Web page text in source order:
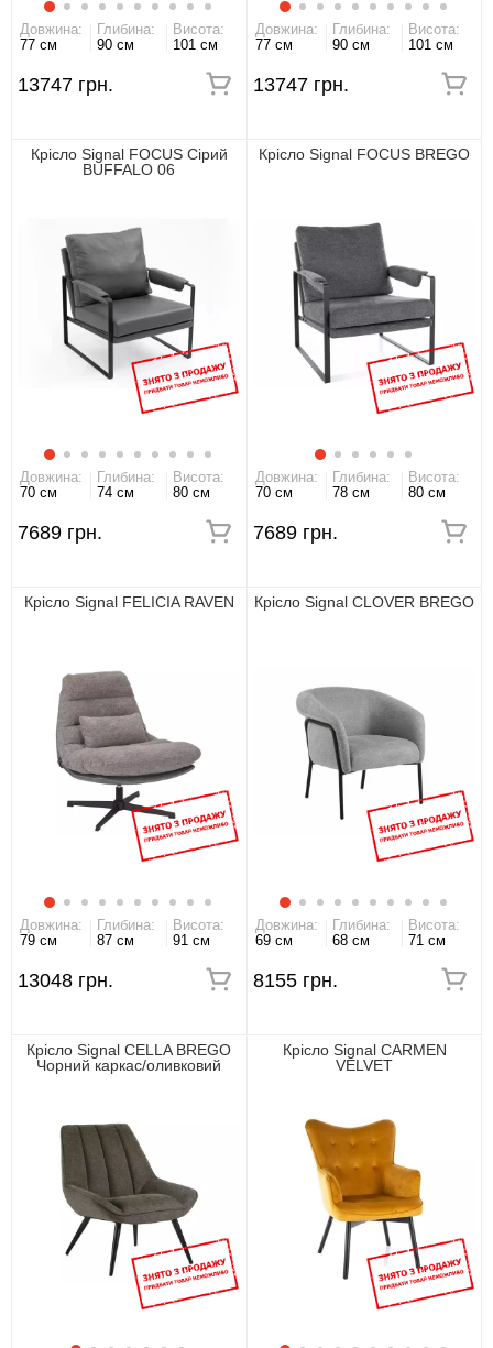
Довжина:
77 см
Глибина:
90 см
Висота:
101 см
13747 грн.
Довжина:
77 см
Глибина:
90 см
Висота:
101 см
13747 грн.
Крісло Signal FOCUS Сірий
BUFFALO 06
Довжина:
70 см
Глибина:
74 см
Висота:
80 см
7689 грн.
Крісло Signal FOCUS BREGO
Довжина:
70 см
Глибина:
78 см
Висота:
80 см
7689 грн.
Крісло Signal FELICIA RAVEN
Довжина:
79 см
Глибина:
87 см
Висота:
91 см
13048 грн.
Крісло Signal CLOVER BREGO
Довжина:
69 см
Глибина:
68 см
Висота:
71 см
8155 грн.
Крісло Signal CELLA BREGO
Чорний каркас/оливковий
Крісло Signal CARMEN
VELVET